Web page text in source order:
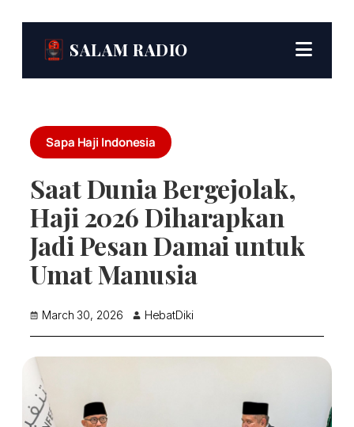
SALAM RADIO
Sapa Haji Indonesia
Saat Dunia Bergejolak,
Haji 2026 Diharapkan
Jadi Pesan Damai untuk
Umat Manusia
March 30, 2026 HebatDiki